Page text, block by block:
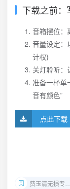
下载之前
音箱摆位：
音量设定：
计权)
关灯聆听：
准备一杯单
音有颜色”
点此下载
费玉清无损专辑下载